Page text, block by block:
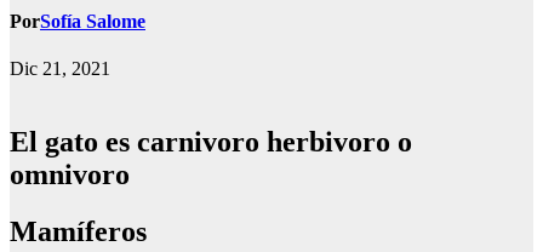
PorSofía Salome
Dic 21, 2021
El gato es carnivoro herbivoro o
omnivoro
Mamíferos